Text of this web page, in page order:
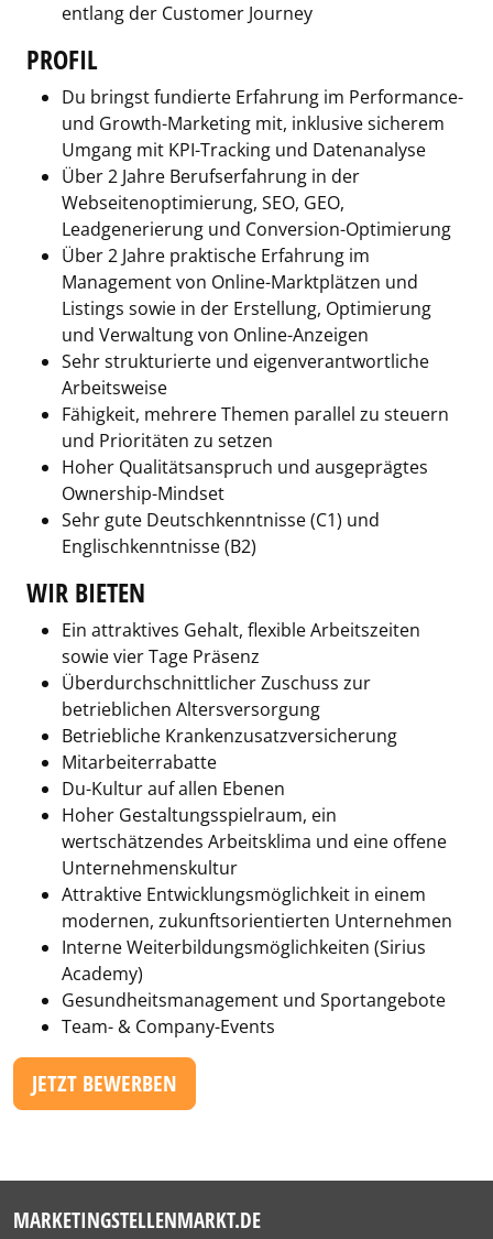
entlang der Customer Journey
PROFIL
Du bringst fundierte Erfahrung im Performance-
und Growth-Marketing mit, inklusive sicherem
Umgang mit KPI-Tracking und Datenanalyse
Über 2 Jahre Berufserfahrung in der
Webseitenoptimierung, SEO, GEO,
Leadgenerierung und Conversion-Optimierung
Über 2 Jahre praktische Erfahrung im
Management von Online-Marktplätzen und
Listings sowie in der Erstellung, Optimierung
und Verwaltung von Online-Anzeigen
Sehr strukturierte und eigenverantwortliche
Arbeitsweise
Fähigkeit, mehrere Themen parallel zu steuern
und Prioritäten zu setzen
Hoher Qualitätsanspruch und ausgeprägtes
Ownership-Mindset
Sehr gute Deutschkenntnisse (C1) und
Englischkenntnisse (B2)
WIR BIETEN
Ein attraktives Gehalt, flexible Arbeitszeiten
sowie vier Tage Präsenz
Überdurchschnittlicher Zuschuss zur
betrieblichen Altersversorgung
Betriebliche Krankenzusatzversicherung
Mitarbeiterrabatte
Du-Kultur auf allen Ebenen
Hoher Gestaltungsspielraum, ein
wertschätzendes Arbeitsklima und eine offene
Unternehmenskultur
Attraktive Entwicklungsmöglichkeit in einem
modernen, zukunftsorientierten Unternehmen
Interne Weiterbildungsmöglichkeiten (Sirius
Academy)
Gesundheitsmanagement und Sportangebote
Team- & Company-Events
JETZT BEWERBEN
MARKETINGSTELLENMARKT.DE